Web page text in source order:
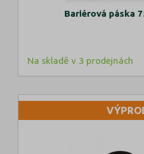
Bariérová páska
Na skladě v 3 prodejnách